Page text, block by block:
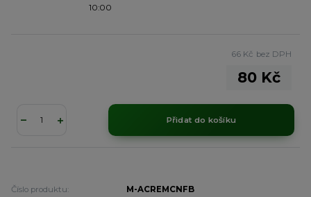
10:00
80 Kč
66 Kč bez DPH
Přidat do košíku
Číslo produktu:
M-ACREMCNFB